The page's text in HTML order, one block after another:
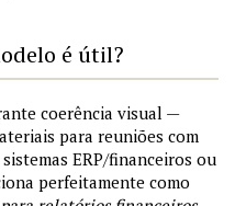
é útil?
coerência visual —
para reuniões com
ERP/financeiros ou
perfeitamente como